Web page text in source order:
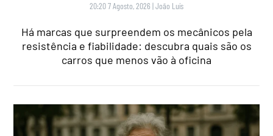
20:20 7 Agosto, 2026 |João Luís
Há marcas que surpreendem os mecânicos pela
resistência e fiabilidade: descubra quais são os
carros que menos vão à oficina